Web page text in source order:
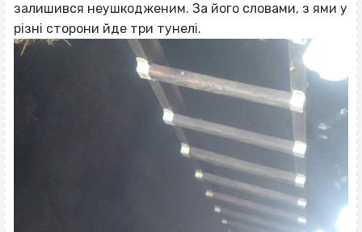
залишився неушкодженим. За його словами, з ями у
різні сторони йде три тунелі.